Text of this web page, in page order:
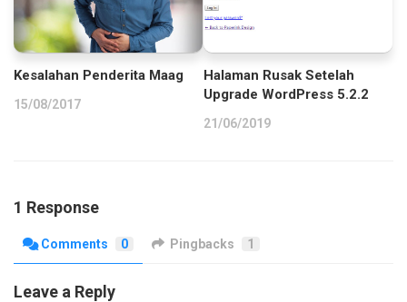
Kesalahan Penderita Maag
15/08/2017
Halaman Rusak Setelah
Upgrade WordPress 5.2.2
21/06/2019
1 Response
Comments 0 Pingbacks 1
Leave a Reply